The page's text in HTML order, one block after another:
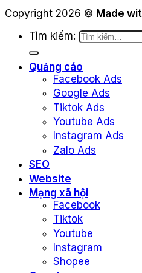
Copyright 2026 © Made
Tìm kiếm:
Quảng cáo
Facebook Ads
Google Ads
Tiktok Ads
Youtube Ads
Instagram Ads
Zalo Ads
SEO
Website
Mạng xã hội
Facebook
Tiktok
Youtube
Instagram
Shopee